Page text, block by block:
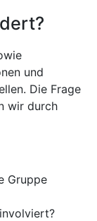
und
Die Frage
wir durch
Gruppe